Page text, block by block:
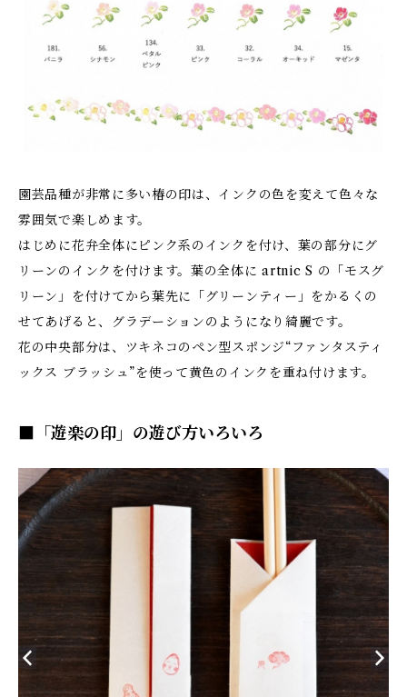
園芸品種が非常に多い椿の印は、インクの色を変えて色々な
雰囲気で楽しめます。
はじめに花弁全体にピンク系のインクを付け、葉の部分にグ
リーンのインクを付けます。葉の全体に artnic S の「モスグ
リーン」を付けてから葉先に「グリーンティー」をかるくの
せてあげると、グラデーションのようになり綺麗です。
花の中央部分は、ツキネコのペン型スポンジ“ファンタスティ
ックス ブラッシュ”を使って黄色のインクを重ね付けます。
■「遊楽の印」の遊び方いろいろ